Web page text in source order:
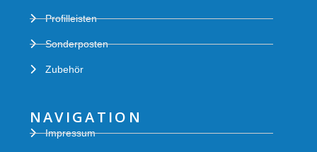
Profilleisten
Sonderposten
Zubehör
NAVIGATION
Impressum